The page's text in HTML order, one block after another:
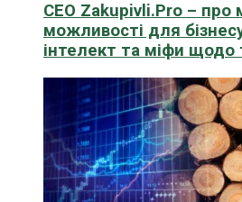
CEO Zakupivli.Pro – про
можливості для
інтелект та міфи щодо